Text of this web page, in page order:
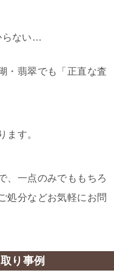
らない…
・翡翠でも「正直な査
ます。
、一点のみでももちろ
処分などお気軽にお問
り事例